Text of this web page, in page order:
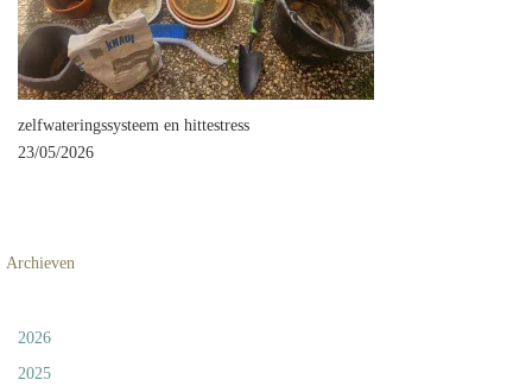
zelfwateringssysteem en hittestress
23/05/2026
Archieven
2026
2025